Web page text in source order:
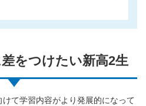
をつけたい新高2生
て学習内容がより発展的になって